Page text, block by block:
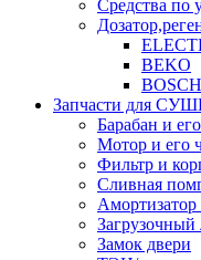
Средства по
BEKO
Запчасти для
Барабан и
Мотор и его
Фильтр и
Сливная
Загрузочный
Замок двери